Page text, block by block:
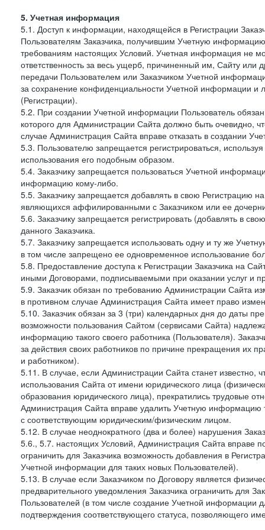
5. Учетная информация
5.1. Доступ к информации, находящейся в Регистрации
Пользователям Заказчика, получившим Учетную
требованиям настоящих Условий. Учетная информация не
ответственность за весь ущерб, причиненный им, Сайту
передачи Пользователем или Заказчиком Учетной
за сохранение конфиденциальности Учетной информации
(Регистрации).
5.2. При создании Учетной информации Пользователь
которого для Администрации Сайта должно быть очевидно,
случае Администрация Сайта вправе отказать в создании
5.3. Пользователю запрещается регистрироваться,
использования его подобным образом.
5.4. Заказчику запрещается пользоваться Учетной
информацию кому-либо.
5.5. Заказчику запрещается добавлять в свою Регистрацию
являющихся аффилированными с Заказчиком или ее
5.6. Заказчику запрещается регистрировать (добавлять в
данного Заказчика.
5.7. Заказчику запрещается использовать одну и ту же
в том числе запрещено ее одновременное использование
5.8. Предоставление доступа к Регистрации Заказчика на
иными Договорами, подписываемыми при оказании услуг и
5.9. Заказчик обязан по требованию Администрации Сайта
в противном случае Администрация Сайта имеет право
5.10. Заказчик обязан за 3 (три) календарных дня до даты
возможности пользования Сайтом (сервисами Сайта)
информацию такого своего работника (Пользователя).
за действия своих работников по причине прекращения их
и работником).
5.11. В случае, если Администрации Сайта станет
использования Сайта от имени юридического лица
образования юридического лица), прекратились трудовые
Администрация Сайта вправе удалить Учетную информацию
с соответствующим юридическим/физическим лицом.
5.12. В случае неоднократного (два и более) нарушения
5.6., 5.7. настоящих Условий, Администрация Сайта вправе
ограничить для Заказчика возможность добавления в
Учетной информации для таких новых Пользователей).
5.13. В случае если Заказчиком по Договору является
предварительного уведомления Заказчика ограничить для
Пользователей (в том числе создание Учетной информации
подтверждения соответствующего статуса, позволяющего